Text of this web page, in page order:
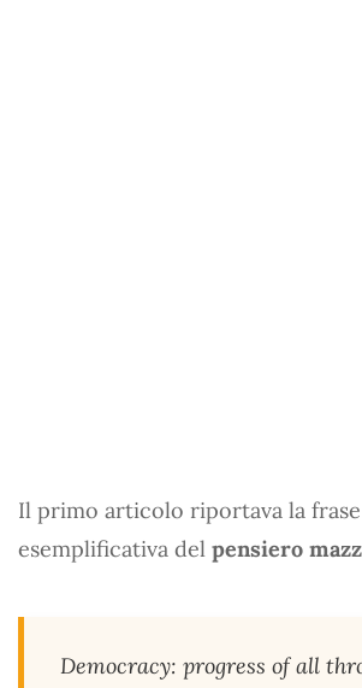
Il primo articolo riportava la
esemplificativa del pensiero
Democracy: progress of all